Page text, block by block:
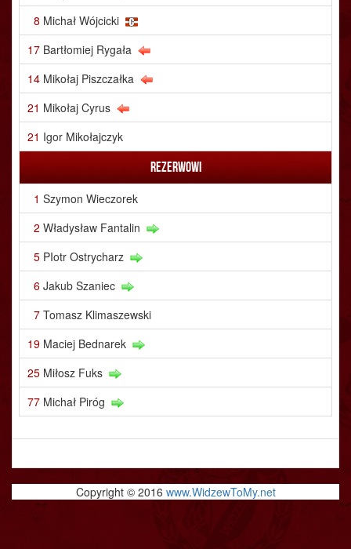
8 Michał Wójcicki
17 Bartłomiej Rygała
14 Mikołaj Piszczałka
21 Mikołaj Cyrus
21 Igor Mikołajczyk
Rezerwowi
1 Szymon Wieczorek
2 Władysław Fantalin
5 PIotr Ostrycharz
6 Jakub Szaniec
7 Tomasz Klimaszewski
19 Maciej Bednarek
25 Miłosz Fuks
77 Michał Piróg
Copyright © 2016 www.WidzewToMy.net